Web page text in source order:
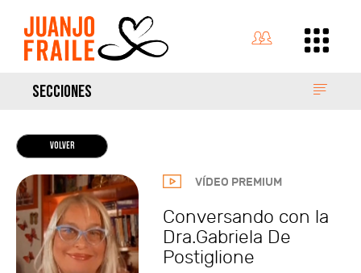
SECCIONES
VOLVER
VÍDEO PREMIUM
Conversando con la
Dra.Gabriela De
Postiglione